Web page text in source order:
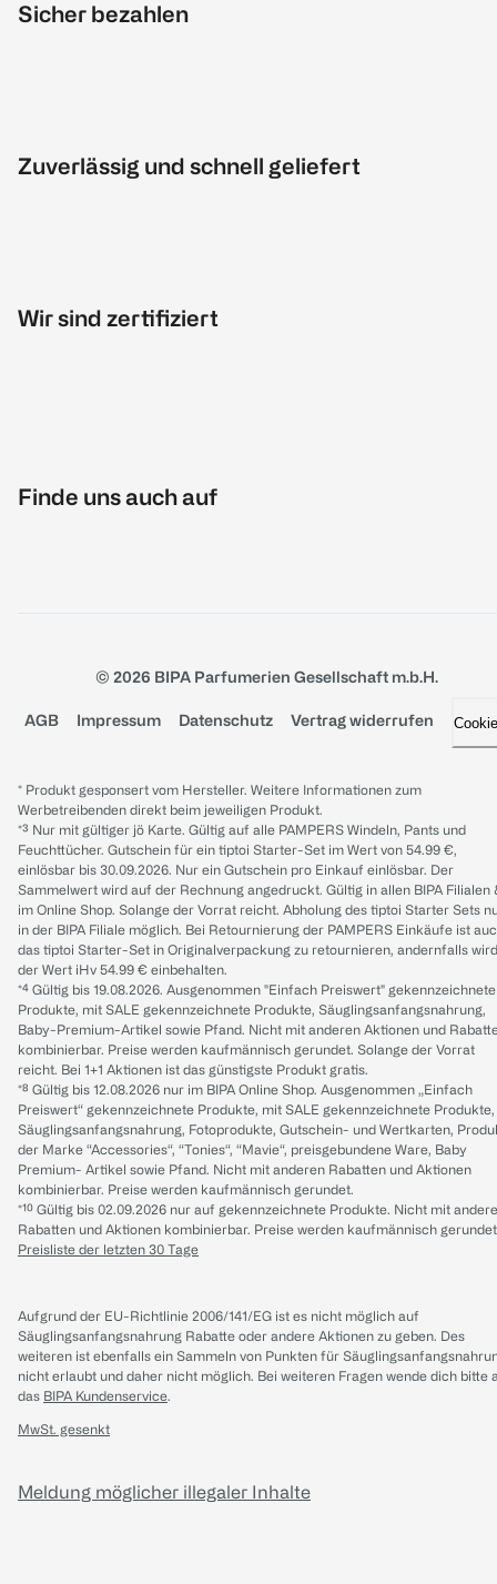
Sicher bezahlen
Zuverlässig und schnell geliefert
Wir sind zertifiziert
Finde uns auch auf
© 2026 BIPA Parfumerien Gesellschaft m.b.H.
AGB Impressum Datenschutz Vertrag widerrufen
* Produkt gesponsert vom Hersteller. Weitere Informationen zum
Werbetreibenden direkt beim jeweiligen Produkt.
*³ Nur mit gültiger jö Karte. Gültig auf alle PAMPERS Windeln, Pants und
Feuchttücher. Gutschein für ein tiptoi Starter-Set im Wert von 54.99 €,
einlösbar bis 30.09.2026. Nur ein Gutschein pro Einkauf einlösbar. Der
Sammelwert wird auf der Rechnung angedruckt. Gültig in allen BIPA Filialen
im Online Shop. Solange der Vorrat reicht. Abholung des tiptoi Starter Sets
in der BIPA Filiale möglich. Bei Retournierung der PAMPERS Einkäufe ist
das tiptoi Starter-Set in Originalverpackung zu retournieren, andernfalls wird
der Wert iHv 54.99 € einbehalten.
*⁴ Gültig bis 19.08.2026. Ausgenommen "Einfach Preiswert" gekennzeichnete
Produkte, mit SALE gekennzeichnete Produkte, Säuglingsanfangsnahrung,
Baby-Premium-Artikel sowie Pfand. Nicht mit anderen Aktionen und
kombinierbar. Preise werden kaufmännisch gerundet. Solange der Vorrat
reicht. Bei 1+1 Aktionen ist das günstigste Produkt gratis.
*⁸ Gültig bis 12.08.2026 nur im BIPA Online Shop. Ausgenommen „Einfach
Preiswert“ gekennzeichnete Produkte, mit SALE gekennzeichnete Produkte,
Säuglingsanfangsnahrung, Fotoprodukte, Gutschein- und Wertkarten,
der Marke “Accessories“, “Tonies“, “Mavie“, preisgebundene Ware, Baby
Premium- Artikel sowie Pfand. Nicht mit anderen Rabatten und Aktionen
kombinierbar. Preise werden kaufmännisch gerundet.
*¹⁰ Gültig bis 02.09.2026 nur auf gekennzeichnete Produkte. Nicht mit
Rabatten und Aktionen kombinierbar. Preise werden kaufmännisch
Preisliste der letzten 30 Tage
Aufgrund der EU-Richtlinie 2006/141/EG ist es nicht möglich auf
Säuglingsanfangsnahrung Rabatte oder andere Aktionen zu geben. Des
weiteren ist ebenfalls ein Sammeln von Punkten für
nicht erlaubt und daher nicht möglich. Bei weiteren Fragen wende dich bitte
das BIPA Kundenservice.
MwSt. gesenkt
Meldung möglicher illegaler Inhalte